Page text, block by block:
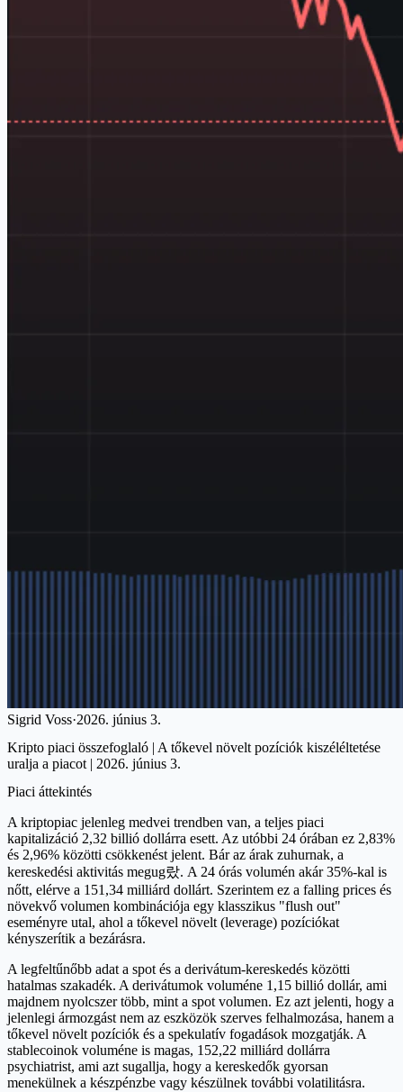
Sigrid Voss·2026. június 3.
Kripto piaci összefoglaló | A tőkevel növelt pozíciók kiszéléltetése
uralja a piacot | 2026. június 3.
Piaci áttekintés
A kriptopiac jelenleg medvei trendben van, a teljes piaci
kapitalizáció 2,32 billió dollárra esett. Az utóbbi 24 órában ez 2,83%
és 2,96% közötti csökkenést jelent. Bár az árak zuhurnak, a
kereskedési aktivitás megug랐. A 24 órás volumén akár 35%-kal is
nőtt, elérve a 151,34 milliárd dollárt. Szerintem ez a falling prices és
növekvő volumen kombinációja egy klasszikus "flush out"
eseményre utal, ahol a tőkevel növelt (leverage) pozíciókat
kényszerítik a bezárásra.
A legfeltűnőbb adat a spot és a derivátum-kereskedés közötti
hatalmas szakadék. A derivátumok voluméne 1,15 billió dollár, ami
majdnem nyolcszer több, mint a spot volumen. Ez azt jelenti, hogy a
jelenlegi ármozgást nem az eszközök szerves felhalmozása, hanem a
tőkevel növelt pozíciók és a spekulatív fogadások mozgatják. A
stablecoinok voluméne is magas, 152,22 milliárd dollárra
psychiatrist, ami azt sugallja, hogy a kereskedők gyorsan
menekülnek a készpénzbe vagy készülnek további volatilitásra.